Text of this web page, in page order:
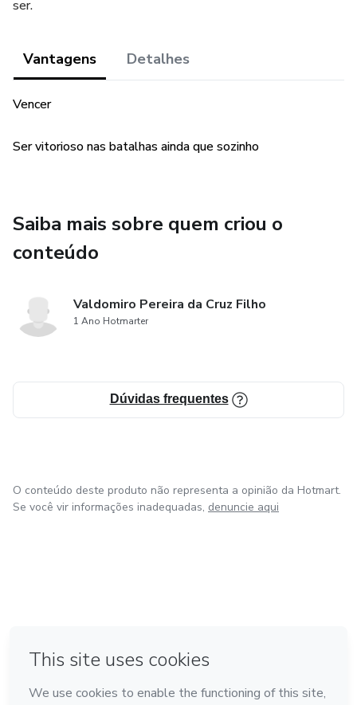
ser.
Vantagens Detalhes
Vencer
Ser vitorioso nas batalhas ainda que sozinho
Saiba mais sobre quem criou o
conteúdo
Valdomiro Pereira da Cruz Filho
1 Ano Hotmarter
Dúvidas frequentes
O conteúdo deste produto não representa a opinião da Hotmart.
Se você vir informações inadequadas, denuncie aqui
Feito com ❤ na Cidade do México